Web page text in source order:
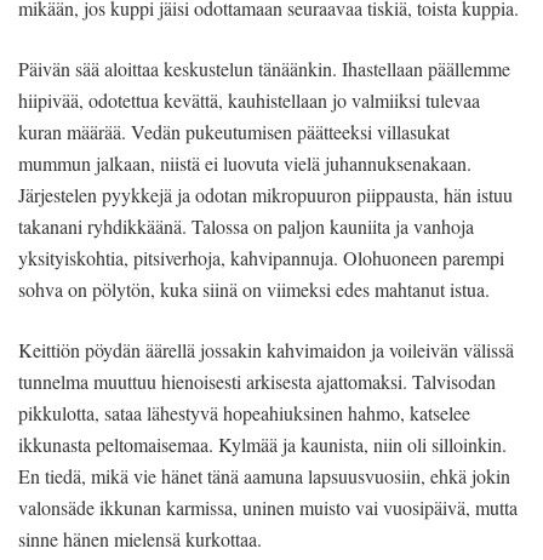
mikään, jos kuppi jäisi odottamaan seuraavaa tiskiä, toista kuppia.
Päivän sää aloittaa keskustelun tänäänkin. Ihastellaan päällemme
hiipivää, odotettua kevättä, kauhistellaan jo valmiiksi tulevaa
kuran määrää. Vedän pukeutumisen päätteeksi villasukat
mummun jalkaan, niistä ei luovuta vielä juhannuksenakaan.
Järjestelen pyykkejä ja odotan mikropuuron piippausta, hän istuu
takanani ryhdikkäänä. Talossa on paljon kauniita ja vanhoja
yksityiskohtia, pitsiverhoja, kahvipannuja. Olohuoneen parempi
sohva on pölytön, kuka siinä on viimeksi edes mahtanut istua.
Keittiön pöydän äärellä jossakin kahvimaidon ja voileivän välissä
tunnelma muuttuu hienoisesti arkisesta ajattomaksi. Talvisodan
pikkulotta, sataa lähestyvä hopeahiuksinen hahmo, katselee
ikkunasta peltomaisemaa. Kylmää ja kaunista, niin oli silloinkin.
En tiedä, mikä vie hänet tänä aamuna lapsuusvuosiin, ehkä jokin
valonsäde ikkunan karmissa, uninen muisto vai vuosipäivä, mutta
sinne hänen mielensä kurkottaa.